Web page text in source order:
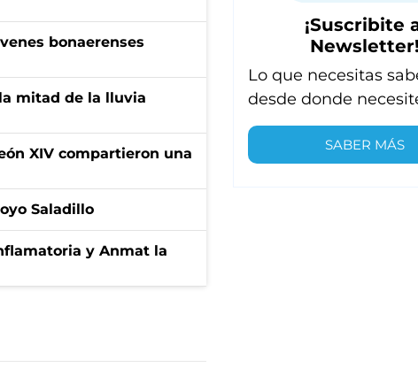
bonaerenses
mitad de la lluvia
XIV compartieron una
Saladillo
y Anmat la
¡Suscribite
Newsletter!
Lo que necesitas
desde donde
SABER MÁS